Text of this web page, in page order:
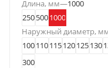
Длина, мм—1000
2505001000
Наружный диаметр,
100110115120125130
300